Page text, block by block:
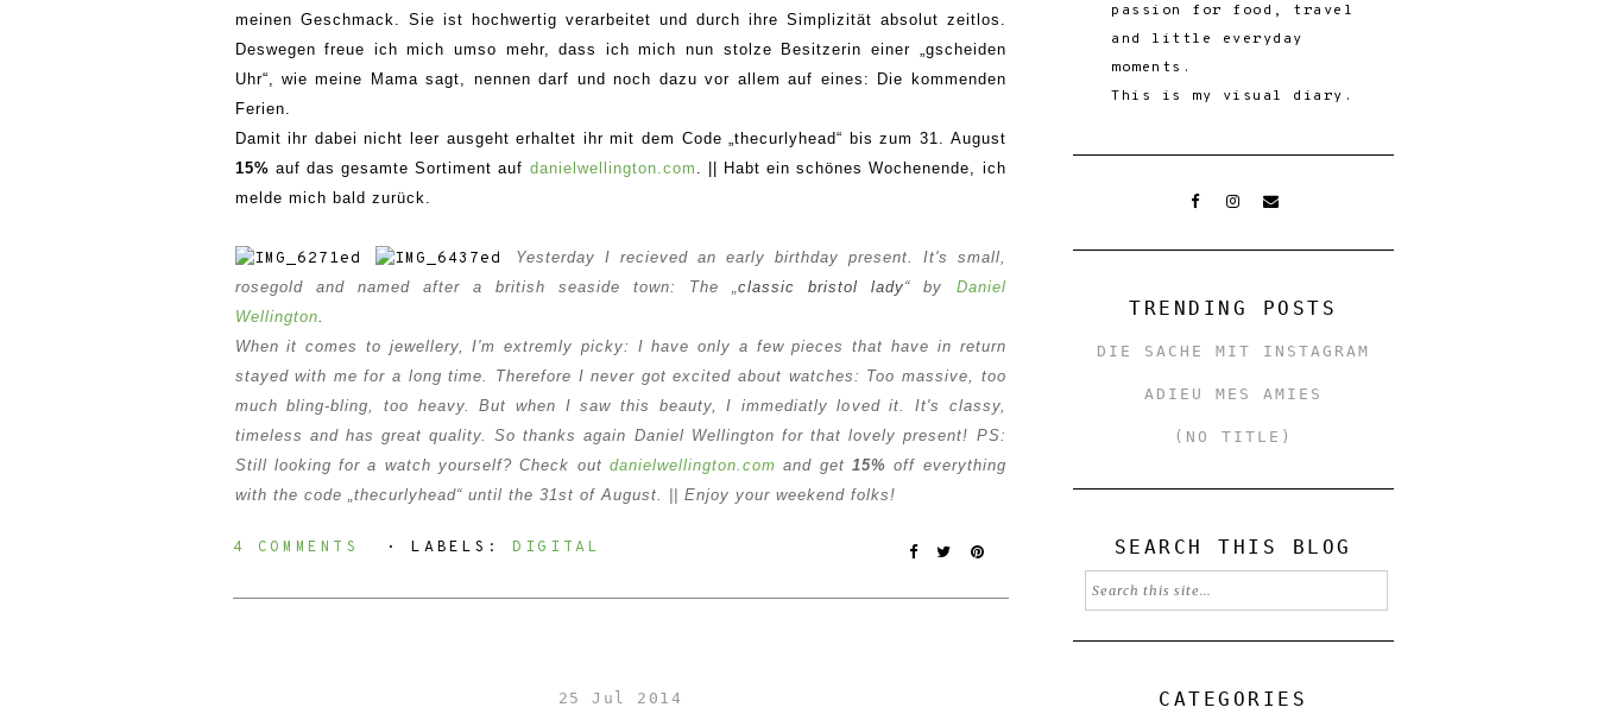
meinen Geschmack. Sie ist hochwertig verarbeitet und durch ihre Simplizität absolut zeitlos.
Deswegen freue ich mich umso mehr, dass ich mich nun stolze Besitzerin einer „gscheiden
Uhr“, wie meine Mama sagt, nennen darf und noch dazu vor allem auf eines: Die kommenden
Ferien.
Damit ihr dabei nicht leer ausgeht erhaltet ihrmit dem Code „thecurlyhead“ bis zum 31. August
15% auf das gesamte Sortiment auf danielwellington.com . || Habt ein schönes Wochenende, ich
melde mich bald zurück.
Yesterday I recieved an early birthday present. It's small,
rosegold and named after a british seaside town: The „classic bristol lady“ by
Daniel
Wellington
When it comes to jewellery, I'm extremly picky: I have only a few pieces that have in return
stayed with me for a long time. Therefore I never got excited about watches: Too massive, too
much bling-bling, too heavy. But when I saw this beauty, I immediatly loved it. It's classy,
timeless and has great quality. So thanks again Daniel Wellington for that lovely present! PS:
Still looking for a watch yourself? Check out danielwellington.com and get 15%off everything
with the code „thecurlyhead“ until the 31st of August. || Enjoy your weekend folks!
4 COMMENTS ⋅ LABELS: DIGITAL
25 Jul 2014
passion for food, travel
and little everyday
moments.
This is my visual diary.
TRENDING POSTS
DIE SACHE MIT INSTAGRAM
ADIEU MES AMIES
(NO TITLE)
SEARCH THIS BLOG
CATEGORIES